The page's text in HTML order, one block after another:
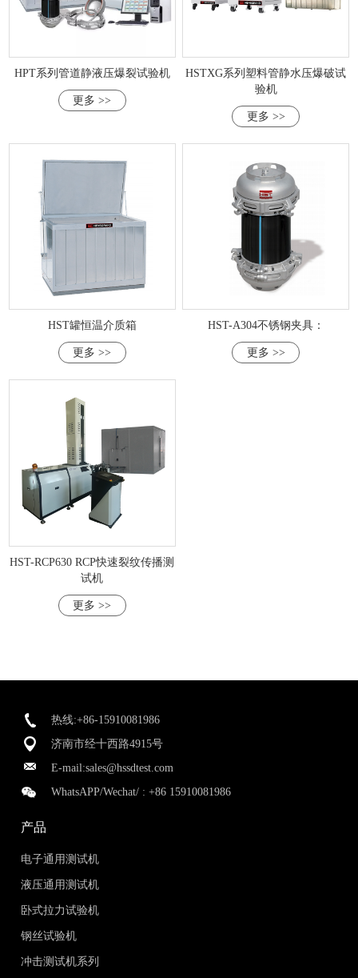
HPT系列管道静液压爆裂试验机
更多 >>
HSTXG系列塑料管静水压爆破试
验机
更多 >>
HST罐恒温介质箱
更多 >>
HST-A304不锈钢夹具：
更多 >>
HST-RCP630 RCP快速裂纹传播测
试机
更多 >>
热线:+86-15910081986
济南市经十西路4915号
E-mail:sales@hssdtest.com
WhatsAPP/Wechat/ :+86 15910081986
产品
电子通用测试机
液压通用测试机
卧式拉力试验机
钢丝试验机
冲击测试机系列